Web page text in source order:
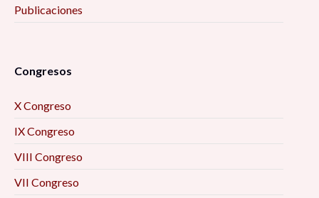
Publicaciones
Congresos
X Congreso
IX Congreso
VIII Congreso
VII Congreso